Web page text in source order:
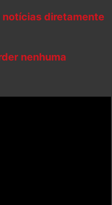
notícias diretamente
nenhuma